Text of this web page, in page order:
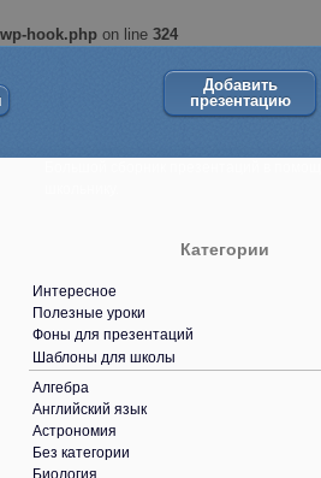
hook.php on line 324
Добавить
презентацию
Категории
Интересное
Полезные уроки
Фоны для презентаций
Шаблоны для школы
Алгебра
Английский язык
Астрономия
Без категории
Биология